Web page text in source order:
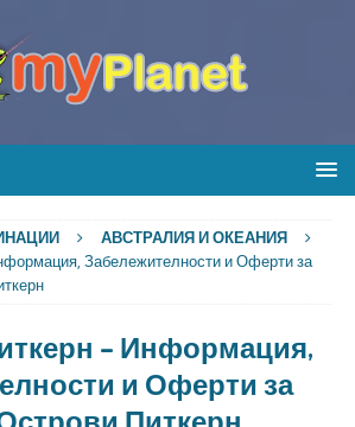
АВСТРАЛИЯ И ОКЕАНИЯ
Забележителности и Оферти за
– Информация,
и Оферти за